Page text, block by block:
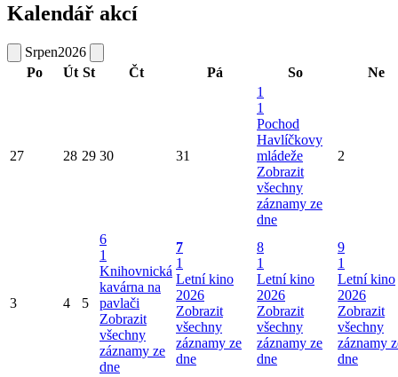
Kalendář akcí
Srpen2026
Po
Út St Čt Pá So Ne
27 28 29 30 31
1
1
Pochod
Havlíčkovy
mládeže
Zobrazit
všechny
záznamy ze
dne
2
3 4 5
6
1
Knihovnická
kavárna na
pavlači
Zobrazit
všechny
záznamy ze
dne
7
1
Letní kino
2026
Zobrazit
všechny
záznamy ze
dne
8
1
Letní kino
2026
Zobrazit
všechny
záznamy ze
dne
9
1
Letní kino
2026
Zobrazit
všechny
záznamy
dne